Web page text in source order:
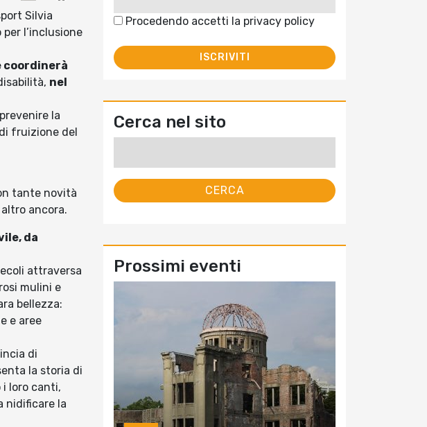
Silvia
l’inclusione
coordinerà
nel
la
fruizione del
tante novità
ancora.
da
attraversa
mulini e
bellezza:
e aree
di
la storia di
loro canti,
nidificare la
Procedendo accetti la privacy policy
Cerca nel sito
Prossimi eventi